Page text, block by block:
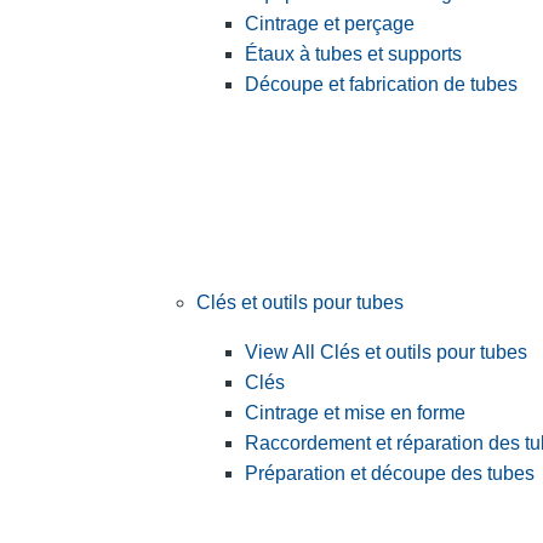
Cintrage et perçage
Étaux à tubes et supports
Découpe et fabrication de tubes
Clés et outils pour tubes
View All Clés et outils pour tubes
Clés
Cintrage et mise en forme
Raccordement et réparation des
Préparation et découpe des tubes